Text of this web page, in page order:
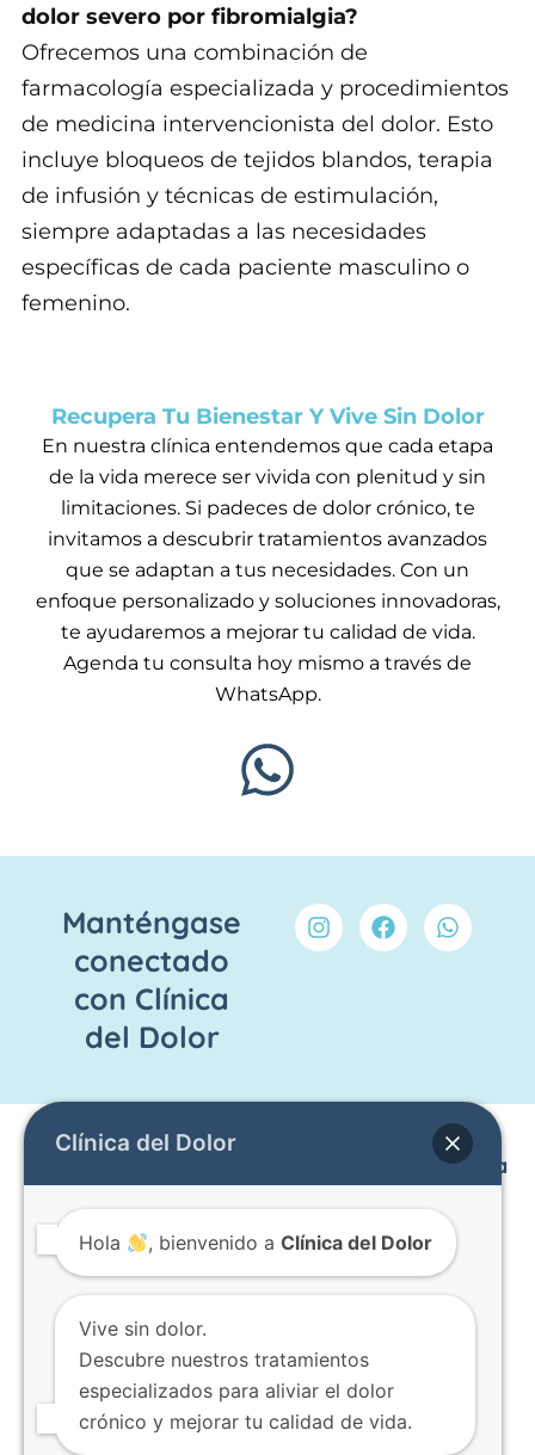
dolor severo por fibromialgia?
Ofrecemos una combinación de
farmacología especializada y procedimientos
de medicina intervencionista del dolor. Esto
incluye bloqueos de tejidos blandos, terapia
de infusión y técnicas de estimulación,
siempre adaptadas a las necesidades
específicas de cada paciente masculino o
femenino.
Recupera Tu Bienestar Y Vive Sin Dolor
En nuestra clínica entendemos que cada etapa
de la vida merece ser vivida con plenitud y sin
limitaciones. Si padeces de dolor crónico, te
invitamos a descubrir tratamientos avanzados
que se adaptan a tus necesidades. Con un
enfoque personalizado y soluciones innovadoras,
te ayudaremos a mejorar tu calidad de vida.
Agenda tu consulta hoy mismo a través de
WhatsApp.
Manténgase
conectado
con Clínica
del Dolor
I
n
s
m
F
a
c
W
h
a
Equipo
Contacto
Términos y
condiciones
Páginas
Articular
Infiltraciones
Dolor en
Columna
Edificio
CITIMED.
Piso 8,
Haga una
cita
Obtener un
diagnóstico
preciso
puede ser
impactantes
Clínica del Dolor
Hola , bienvenido aClínica del Dolor
Vive sin dolor.
Descubre nuestros tratamientos
especializados para aliviar el dolor
crónico y mejorar tu calidad de vida.